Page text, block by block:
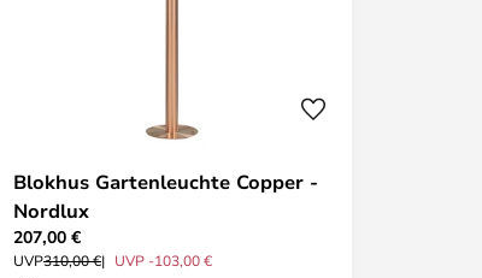
Blokhus Gartenleuchte Copper -
Nordlux
207,00 €
UVP310,00 € UVP -103,00 €